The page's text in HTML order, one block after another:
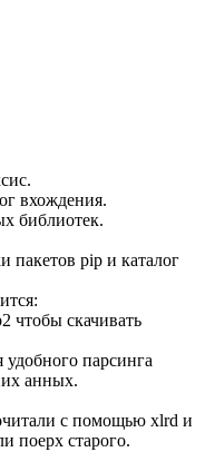
вхождения.
библиотек.
пакетов pip и каталог
чтобы скачивать
парсинга
анных.
с помощью xlrd и
поерх старого.